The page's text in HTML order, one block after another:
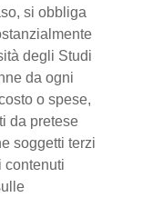
si obbliga
degli Studi
da ogni
o spese,
da pretese
soggetti terzi
contenuti